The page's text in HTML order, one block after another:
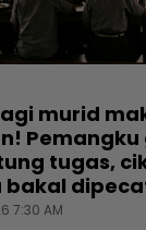
murid
Pemangku
tugas,
bakal
7:30 AM